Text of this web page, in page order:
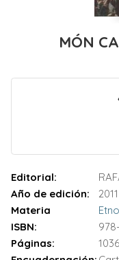
MÓN
Editorial:
Año de edición:
2011
Materia
ISBN:
Páginas:
1036